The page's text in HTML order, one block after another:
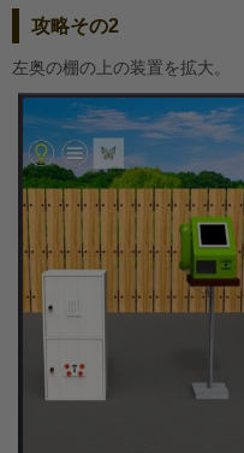
攻略その2
左奥の棚の上の装置を拡大。